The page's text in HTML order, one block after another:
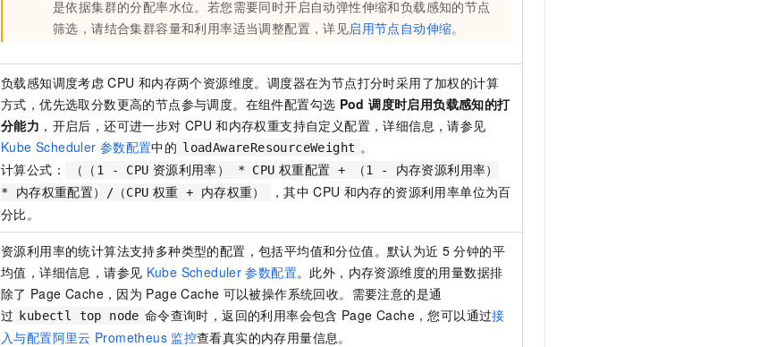
是依据集群的分配率水位。若您需要同时开启自动弹性伸缩和负载感知的节点
筛选，请结合集群容量和利用率适当调整配置，详见启用节点自动伸缩。
负载感知调度考虑 CPU 和内存两个资源维度。调度器在为节点打分时采用了加权的计算
方式，优先选取分数更高的节点参与调度。在组件配置勾选 Pod 调度时启用负载感知的打
分能力 ，开启后，还可进一步对 CPU 和内存权重支持自定义配置，详细信息，请参见
Kube Scheduler 参数配置中的 loadAwareResourceWeight 。
计算公式：
（（1 - CPU 资源利用率） * CPU 权重配置 + （1 - 内存资源利用率）
* 内存权重配置）/（CPU 权重 + 内存权重） ，其中 CPU 和内存的资源利用率单位为百
分比。
资源利用率的统计算法支持多种类型的配置，包括平均值和分位值。默认为近 5 分钟的平
均值，详细信息，请参见 Kube Scheduler 参数配置。此外，内存资源维度的用量数据排
除了 Page Cache，因为 Page Cache 可以被操作系统回收。需要注意的是通
过 kubectl top node 命令查询时，返回的利用率会包含 Page Cache，您可以通过接
入与配置阿里云 Prometheus 监控查看真实的内存用量信息。